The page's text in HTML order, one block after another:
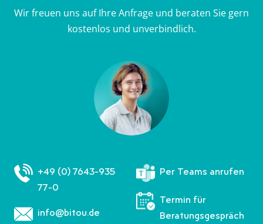
Wir freuen uns auf Ihre Anfrage und beraten Sie gern
kostenlos und unverbindlich.
+49 (0) 7643-935
77-0
info@bitou.de
Per Teams anrufen
Termin für
Beratungsgespräch